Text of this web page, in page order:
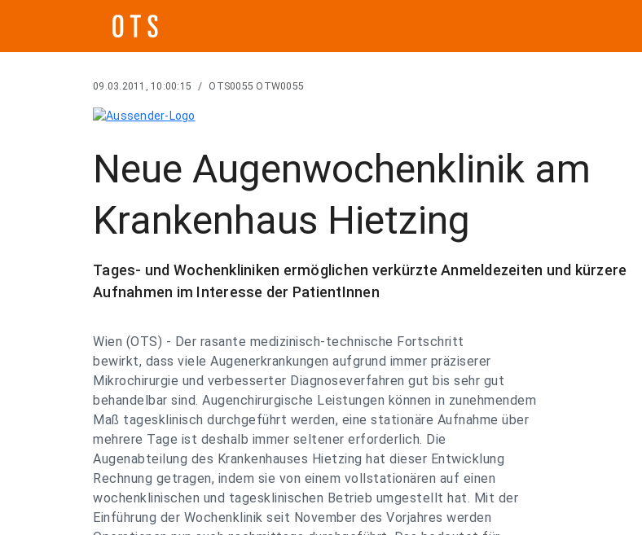
09.03.2011, 10:00:15 / OTS0055 OTW0055
Neue Augenwochenklinik am
Krankenhaus Hietzing
Tages- und Wochenkliniken ermöglichen verkürzte Anmeldezeiten und kürzere
Aufnahmen im Interesse der PatientInnen
Wien (OTS) - Der rasante medizinisch-technische Fortschritt
bewirkt, dass viele Augenerkrankungen aufgrund immer präziserer
Mikrochirurgie und verbesserter Diagnoseverfahren gut bis sehr gut
behandelbar sind. Augenchirurgische Leistungen können in zunehmendem
Maß tagesklinisch durchgeführt werden, eine stationäre Aufnahme über
mehrere Tage ist deshalb immer seltener erforderlich. Die
Augenabteilung des Krankenhauses Hietzing hat dieser Entwicklung
Rechnung getragen, indem sie von einem vollstationären auf einen
wochenklinischen und tagesklinischen Betrieb umgestellt hat. Mit der
Einführung der Wochenklinik seit November des Vorjahres werden